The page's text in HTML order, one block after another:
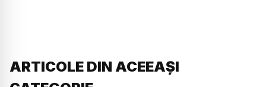
ARTICOLE DIN ACEEAȘI